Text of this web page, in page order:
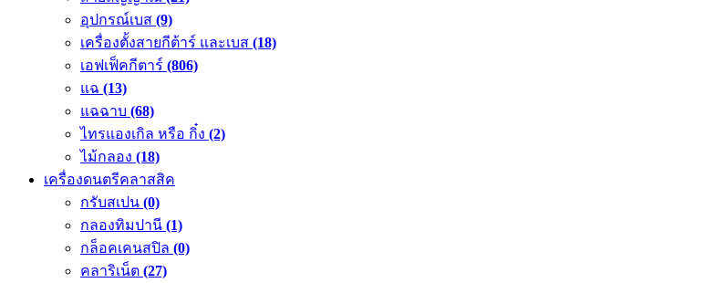
อุปกรณ์เบส (9)
เครื่องตั้งสายกีต้าร์ และเบส (18)
เอฟเฟ็คกีตาร์ (806)
แฉ (13)
แฉฉาบ (68)
ไทรแองเกิล หรือ กิ๋ง (2)
ไม้กลอง (18)
เครื่องดนตรีคลาสสิค
กรับสเปน (0)
กลองทิมปานี (1)
กล็อคเคนสปิล (0)
คลาริเน็ต (27)